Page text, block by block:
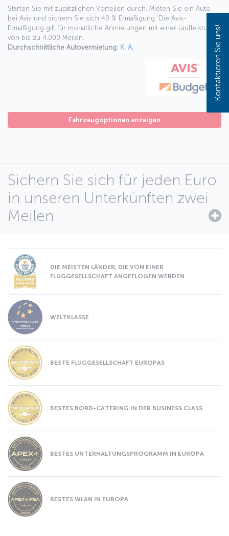
Starten Sie mit zusätzlichen Vorteilen durch. Mieten Sie ein Auto
bei Avis und sichern Sie sich 40 % Ermäßigung. Die Avis-
Ermäßigung gilt für monatliche Anmietungen mit einer Laufleistung
von bis zu 4.000 Meilen.
Durchschnittliche Autovermietung: K. A.
Fahrzeugoptionen anzeigen
Sichern Sie sich für jeden Euro
in unseren Unterkünften zwei
Meilen
DIE MEISTEN LÄNDER, DIE VON EINER
FLUGGESELLSCHAFT ANGEFLOGEN WERDEN
WELTKLASSE
BESTE FLUGGESELLSCHAFT EUROPAS
BESTES BORD-CATERING IN DER BUSINESS CLASS
BESTES UNTERHALTUNGSPROGRAMM IN EUROPA
BESTES WLAN IN EUROPA
Kontaktieren Sie uns!